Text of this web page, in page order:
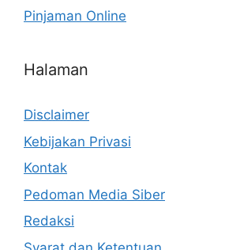
Pinjaman Online
Halaman
Disclaimer
Kebijakan Privasi
Kontak
Pedoman Media Siber
Redaksi